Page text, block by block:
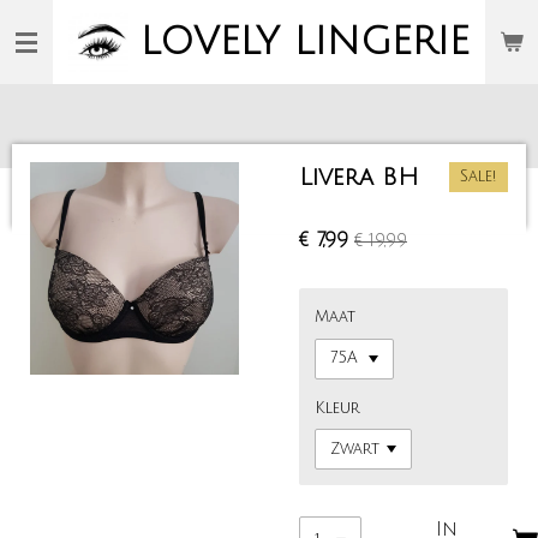
direct
LOVELY LINGERIE
Livera BH Sale!
€ 7,99 € 19,99
Maat
Kleur
In